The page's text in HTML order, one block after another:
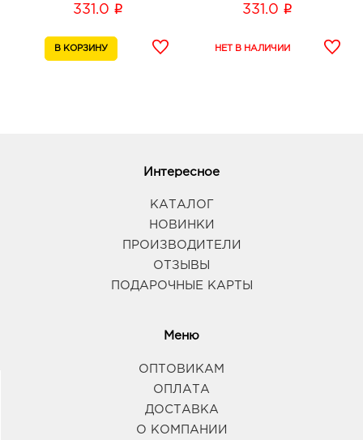
331.0 i 331.0 i
Интересное
КАТАЛОГ
НОВИНКИ
ПРОИЗВОДИТЕЛИ
ОТЗЫВЫ
ПОДАРОЧНЫЕ КАРТЫ
Меню
ОПТОВИКАМ
ОПЛАТА
ДОСТАВКА
О КОМПАНИИ